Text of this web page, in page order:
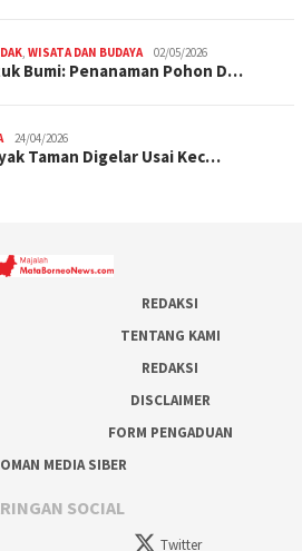
, WISATA DAN BUDAYA 02/05/2026
Bumi: Penanaman Pohon D…
24/04/2026
Taman Digelar Usai Kec…
REDAKSI
TENTANG KAMI
REDAKSI
DISCLAIMER
FORM PENGADUAN
MEDIA SIBER
SOCIAL
Twitter